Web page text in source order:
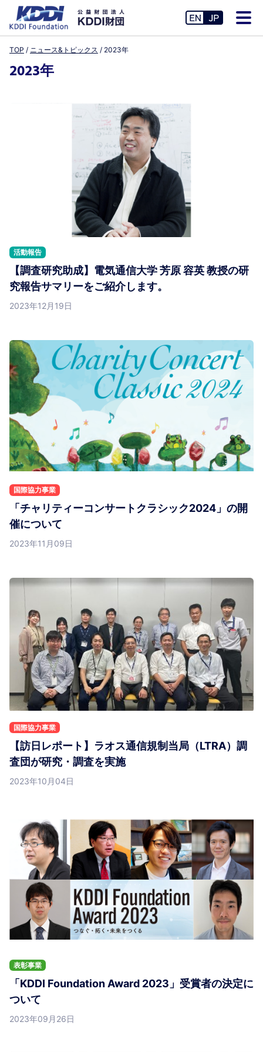
TOP ニュース&トピックス 2023年
2023年
活動報告
【調査研究助成】電気通信大学 芳原 容英 教授の研
究報告サマリーをご紹介します。
2023年12月19日
国際協力事業
「チャリティーコンサートクラシック2024」の開
催について
2023年11月09日
国際協力事業
【訪日レポート】ラオス通信規制当局（LTRA）調
査団が研究・調査を実施
2023年10月04日
表彰事業
「KDDI Foundation Award 2023」受賞者の決定に
ついて
2023年09月26日